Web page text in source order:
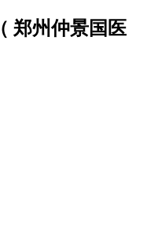
郑州仲景国医